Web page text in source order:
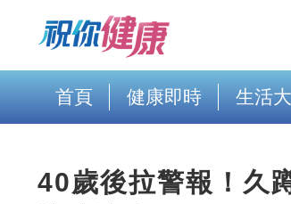
首頁 健康即時 生活
40歲後拉警報！久